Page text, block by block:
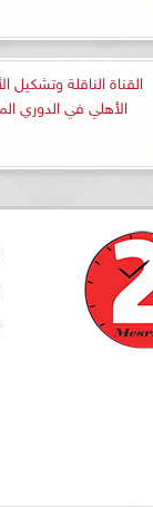
القناة الناقلة
الأهلي في الدوري